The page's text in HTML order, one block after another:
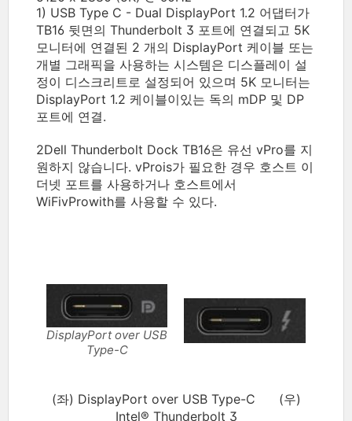
1) USB Type C - Dual DisplayPort 1.2 어댑터가
TB16 뒷면의 Thunderbolt 3 포트에 연결되고 5K
모니터에 연결된 2 개의 DisplayPort 케이블 또는
개별 그래픽을 사용하는 시스템은 디스플레이 설
정이 디스크리트로 설정되어 있으며 5K 모니터는
DisplayPort 1.2 케이블이있는 독의 mDP 및 DP
포트에 연결.
2Dell Thunderbolt Dock TB16은 유선 vPro를 지
원하지 않습니다. vProis가 필요한 경우 호스트 이
더넷 포트를 사용하거나 호스트에서
WiFivProwith를 사용할 수 있다.
DisplayPort over USB
Type-C
(좌) DisplayPort over USB Type-C (우)
Intel® Thunderbolt 3